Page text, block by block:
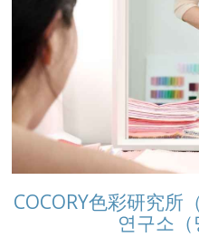
COCORY色彩研究所
연구소（